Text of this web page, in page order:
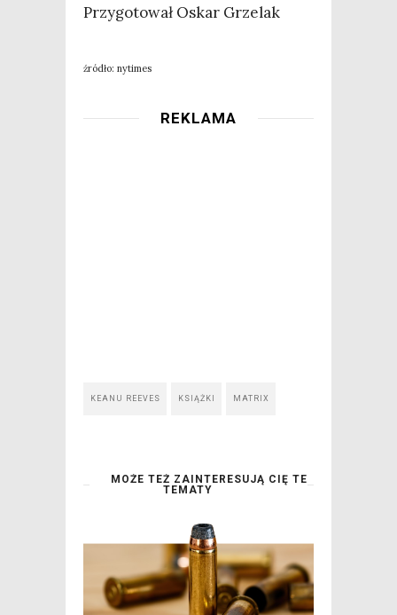
Przy­go­to­wał Oskar Grzelak
źró­dło: nytimes
REKLAMA
KEANU REEVES KSIĄŻKI MATRIX
MOŻE TEŻ ZAINTERESUJĄ CIĘ TE
TEMATY